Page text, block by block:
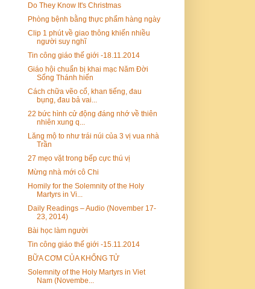
Do They Know It's Christmas
Phòng bệnh bằng thực phẩm hàng ngày
Clip 1 phút về giao thông khiến nhiều
người suy nghĩ
Tin công giáo thế giới -18.11.2014
Giáo hội chuẩn bị khai mạc Năm Đời
Sống Thánh hiến
Cách chữa vẽo cổ, khan tiếng, đau
bụng, đau bả vai...
22 bức hình cử động đáng nhớ về thiên
nhiên xung q...
Lăng mộ to như trái núi của 3 vị vua nhà
Trần
27 mẹo vặt trong bếp cực thú vị
Mừng nhà mới cô Chi
Homily for the Solemnity of the Holy
Martyrs in Vi...
Daily Readings – Audio (November 17-
23, 2014)
Bài học làm người
Tin công giáo thế giới -15.11.2014
BỮA CƠM CỦA KHỔNG TỬ
Solemnity of the Holy Martyrs in Viet
Nam (Novembe...